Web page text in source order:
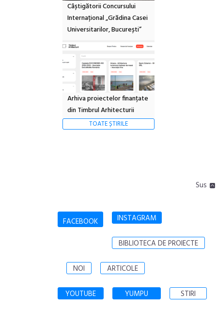
Câștigătorii Concursului
Internațional „Grădina Casei
Universitarilor, București”
Arhiva proiectelor finanțate
din Timbrul Arhitecturii
TOATE ȘTIRILE
Sus
FACEBOOK INSTAGRAM
BIBLIOTECA DE PROIECTE
NOI ARTICOLE
YOUTUBE YUMPU STIRI